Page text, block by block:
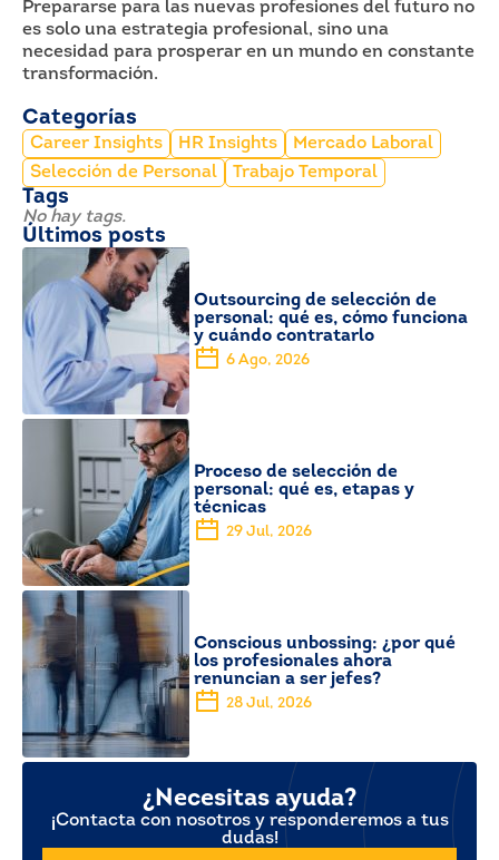
Prepararse para las nuevas profesiones del futuro no
es solo una estrategia profesional, sino una
necesidad para prosperar en un mundo en constante
transformación.
Categorías
Career Insights HR Insights
Mercado Laboral
Selección de Personal
Trabajo Temporal
Tags
No hay tags.
Últimos posts
Outsourcing de selección de
personal: qué es, cómo funciona
y cuándo contratarlo
6 Ago, 2026
Proceso de selección de
personal: qué es, etapas y
técnicas
29 Jul, 2026
Conscious unbossing: ¿por qué
los profesionales ahora
renuncian a ser jefes?
28 Jul, 2026
¿Necesitas ayuda?
¡Contacta con nosotros y responderemos a tus
dudas!